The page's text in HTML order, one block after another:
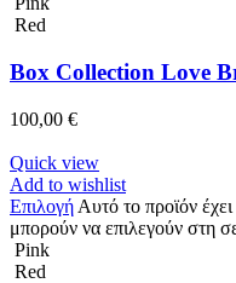
Red
Box Collection Love
100,00 €
Quick view
Add to wishlist
Επιλογή Αυτό το προϊόν
μπορούν να επιλεγούν στη
Pink
Red